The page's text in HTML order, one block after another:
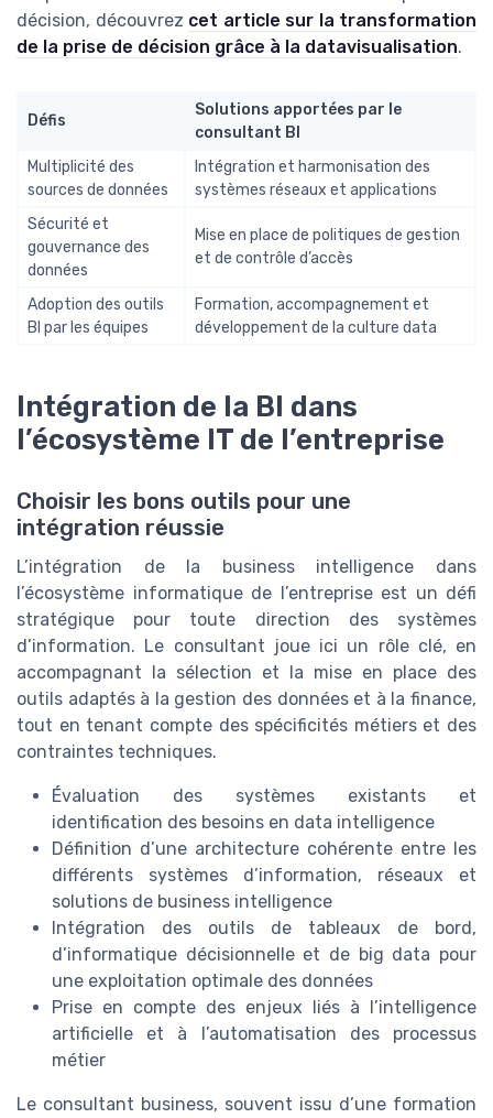
décision, découvrez cet article sur la transformation
de la prise de décision grâce à la datavisualisation.
Défis
Solutions apportées par le
consultant BI
Multiplicité des
sources de données
Intégration et harmonisation des
systèmes réseaux et applications
Sécurité et
gouvernance des
données
Mise en place de politiques de gestion
et de contrôle d’accès
Adoption des outils
BI par les équipes
Formation, accompagnement et
développement de la culture data
Intégration de la BI dans
l’écosystème IT de l’entreprise
Choisir les bons outils pour une
intégration réussie
L’intégration de la business intelligence dans
l’écosystème informatique de l’entreprise est un défi
stratégique pour toute direction des systèmes
d’information. Le consultant joue ici un rôle clé, en
accompagnant la sélection et la mise en place des
outils adaptés à la gestion des données et à la finance,
tout en tenant compte des spécificités métiers et des
contraintes techniques.
Évaluation des systèmes existants et
identification des besoins en data intelligence
Définition d’une architecture cohérente entre les
différents systèmes d’information, réseaux et
solutions de business intelligence
Intégration des outils de tableaux de bord,
d’informatique décisionnelle et de big data pour
une exploitation optimale des données
Prise en compte des enjeux liés à l’intelligence
artificielle et à l’automatisation des processus
métier
Le consultant business, souvent issu d’une formation